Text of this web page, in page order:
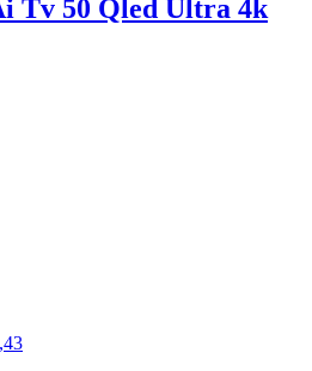
Tv 50 Qled Ultra 4k
,43